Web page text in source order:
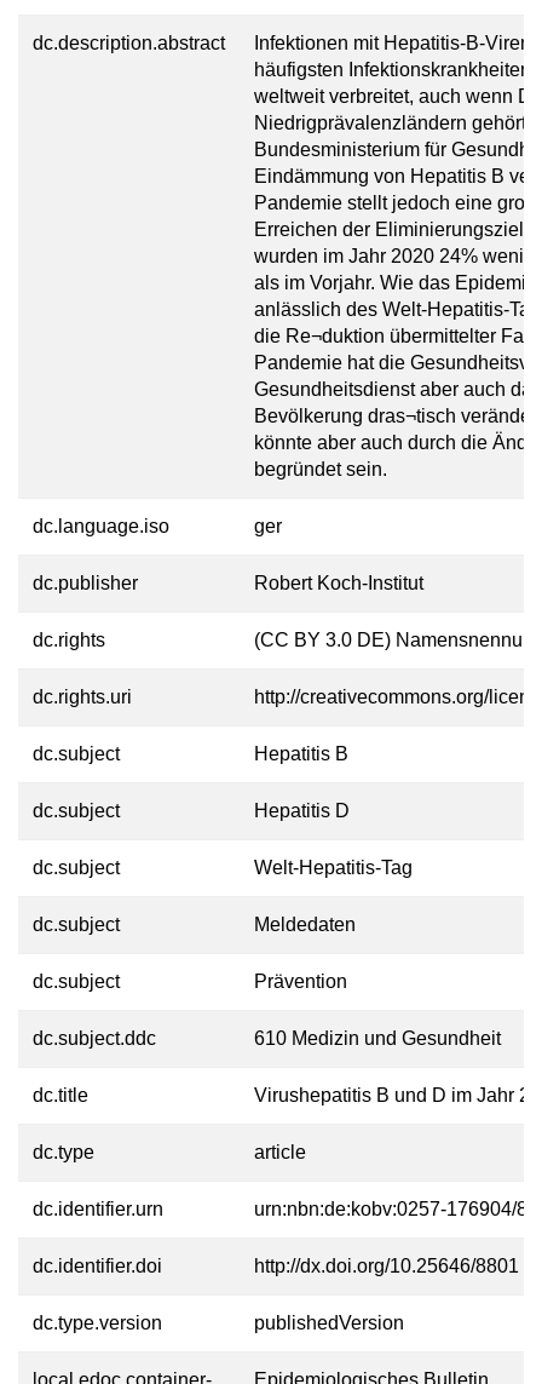
dc.description.abstract
Infektionen mit Hepatitis-B-Viren
häufigsten
weltweit verbreitet, auch wenn
Niedrigprävalenzländern gehört.
Bundesministerium für
Eindämmung von Hepatitis B
Pandemie stellt jedoch eine
Erreichen der
wurden im Jahr 2020 24%
als im Vorjahr. Wie das
anlässlich des Welt-Hepatitis-
die Re¬duktion übermittelter
Pandemie hat die
Gesundheitsdienst aber auch
Bevölkerung dras¬tisch
könnte aber auch durch die
begründet sein.
dc.language.iso ger
dc.publisher Robert Koch-Institut
dc.rights (CC BY 3.0 DE)
dc.rights.uri http://creativecommons.org/
dc.subject Hepatitis B
dc.subject Hepatitis D
dc.subject Welt-Hepatitis-Tag
dc.subject Meldedaten
dc.subject Prävention
dc.subject.ddc 610 Medizin und Gesundheit
dc.title Virushepatitis B und D im Jahr
dc.type article
dc.identifier.urn urn:nbn:de:kobv:0257-176904/
dc.identifier.doi http://dx.doi.org/10.25646/8801
dc.type.version publishedVersion
local.edoc.container-
Epidemiologisches Bulletin